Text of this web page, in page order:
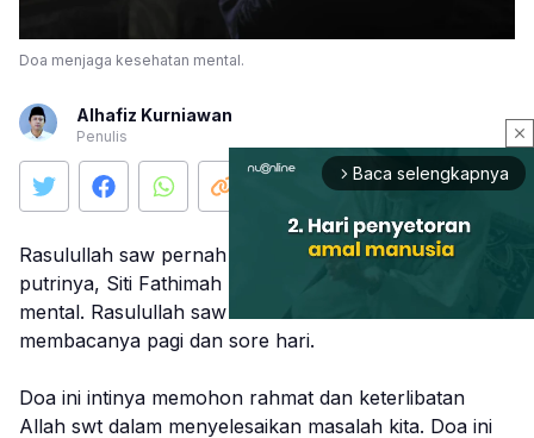
Doa menjaga kesehatan mental.
Alhafiz Kurniawan
Penulis
Rasulullah saw pernah mengajarkan doa kepada
putrinya, Siti Fathimah ra, untuk menjaga kesehatan
mental. Rasulullah saw meminta Fathimah ra untuk
membacanya pagi dan sore hari.
Doa ini intinya memohon rahmat dan keterlibatan
Allah swt dalam menyelesaikan masalah kita. Doa ini
close
arrow_forward_ios Baca selengkapnya